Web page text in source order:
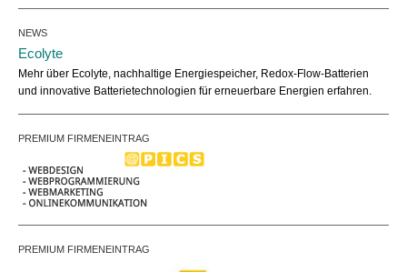
NEWS
Ecolyte
Mehr über Ecolyte, nachhaltige Energiespeicher, Redox-Flow-Batterien
und innovative Batterietechnologien für erneuerbare Energien erfahren.
PREMIUM FIRMENEINTRAG
PREMIUM FIRMENEINTRAG